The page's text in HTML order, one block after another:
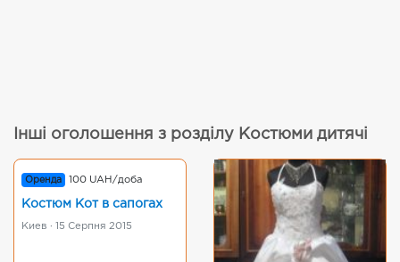
Інші оголошення з розділу Костюми дитячі
Оренда 100 UAH/доба
Костюм Кот в сапогах
Киев · 15 Серпня 2015